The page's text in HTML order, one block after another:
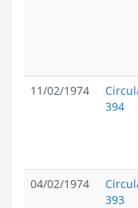
11/02/1974
394
04/02/1974
393